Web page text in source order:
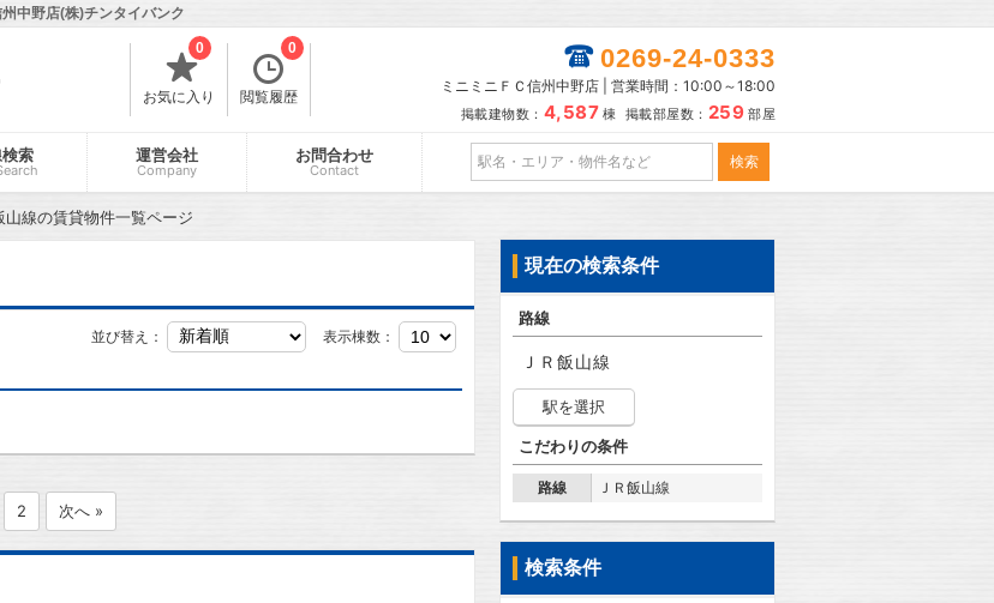
中野店(株)チンタイバンク
お気に入り
0
閲覧履歴
0 0269-24-0333
ミニミニＦＣ信州中野店 | 営業時間：10:00～18:00
掲載建物数： 4,587 棟 掲載部屋数： 259 部屋
索 運営会社
Company
お問合わせ
Contact
山線の賃貸物件一覧ページ
並び替え： 表示棟数：
2 次へ »
現在の検索条件
路線
ＪＲ飯山線
駅を選択
こだわりの条件
路線 ＪＲ飯山線
検索条件